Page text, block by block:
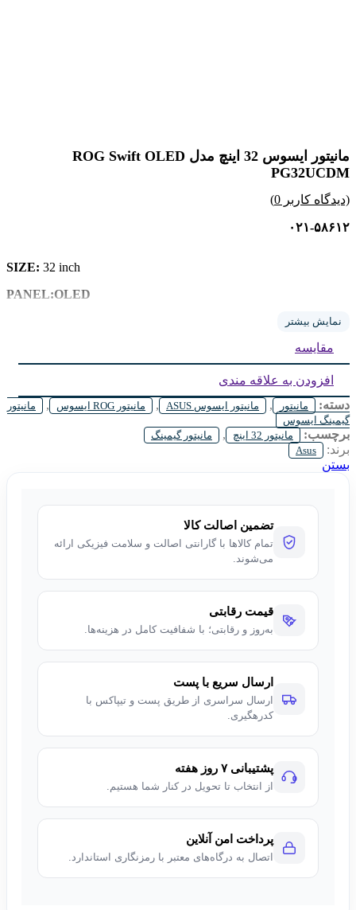
مانیتور ایسوس 32 اینچ مدل ROG Swift OLED
PG32UCDM
(دیدگاه کاربر 0
)
۰۲۱-۵۸۶۱۲
SIZE: 32 inch
نمایش بیشتر
مقایسه
افزودن به علاقه مندی
دسته:
مانیتور , مانیتور ایسوس ASUS , مانیتور ROG ایسوس ,
مانیتور
گیمینگ ایسوس
برچسب: مانیتور 32 اینچ , مانیتور گیمینگ
برند: Asus
بستن
تضمین اصالت کالا
تمام کالاها با گارانتی اصالت و سلامت فیزیکی ارائه
می‌شوند.
قیمت رقابتی
به‌روز و رقابتی؛ با شفافیت کامل در هزینه‌ها.
ارسال سریع با پست
ارسال سراسری از طریق پست و تیپاکس با
کدرهگیری.
پشتیبانی ۷ روز هفته
از انتخاب تا تحویل در کنار شما هستیم.
پرداخت امن آنلاین
اتصال به درگاه‌های معتبر با رمزنگاری استاندارد.